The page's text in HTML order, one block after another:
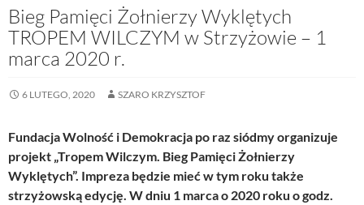
Bieg Pamięci Żołnierzy Wyklętych
TROPEM WILCZYM w Strzyżowie – 1
marca 2020 r.
6 LUTEGO, 2020 SZARO KRZYSZTOF
Fundacja Wolność i Demokracja po raz siódmy organizuje
projekt „Tropem Wilczym. Bieg Pamięci Żołnierzy
Wyklętych”. Impreza będzie mieć w tym roku także
strzyżowską edycję. W dniu 1 marca o 2020 roku o godz.